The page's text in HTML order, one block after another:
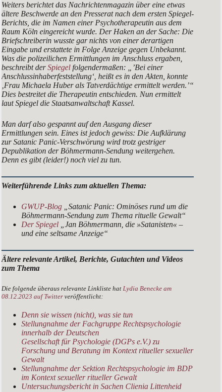
Weiters berichtet das Nachrichtenmagazin über eine etwas
ältere Beschwerde an den Presserat nach dem ersten Spiegel-
Berichts, die im Namen einer Psychotherapeutin aus dem
Raum Köln eingereicht wurde. Der Haken an der Sache: Die
Briefschreiberin wusste gar nichts von einer derartigen
Eingabe und erstattete in Folge Anzeige gegen Unbekannt.
Was die polizeilichen Ermittlungen im Anschluss ergaben,
beschreibt derSpiegel folgendermaßen:
„’Bei einer
Anschlussinhaberfeststellung‘, heißt es in den Akten, konnte
‚Frau Michaela Huber als Tatverdächtige ermittelt werden.’“
Dies bestreitet die Therapeutin entschieden. Nun ermittelt
laut Spiegel die Staatsanwaltschaft Kassel.
Man darf also gespannt auf den Ausgang dieser
Ermittlungen sein. Eines ist jedoch gewiss: Die Aufklärung
zur Satanic Panic-Verschwörung wird trotz gestriger
Depublikation der Böhmermann-Sendung weitergehen.
Denn es gibt (leider!) noch viel zu tun.
Weiterführende Links zum aktuellen Thema:
GWUP-Blog „Satanic Panic: Ominöses rund um die
Böhmermann-Sendung zum Thema rituelle Gewalt“
Der Spiegel „Jan Böhmermann, die »Satanisten« –
und eine seltsame Anzeige“
Ältere relevante Artikel, Berichte, Gutachten und Videos
zum Thema
Die folgende überaus relevante Linkliste hat Lydia Benecke am
08.12.2023 auf Twitter veröffentlicht:
Denn sie wissen (nicht), was sie tun
Stellungnahme der Fachgruppe Rechtspsychologie
innerhalb der Deutschen
Gesellschaft für Psychologie (DGPs e.V.) zu
Forschung und Beratung im Kontext ritueller sexueller
Gewalt
Stellungnahme der Sektion Rechtspsychologie im BDP
im Kontext sexueller ritueller Gewalt
Untersuchungsbericht in Sachen Clienia Littenheid